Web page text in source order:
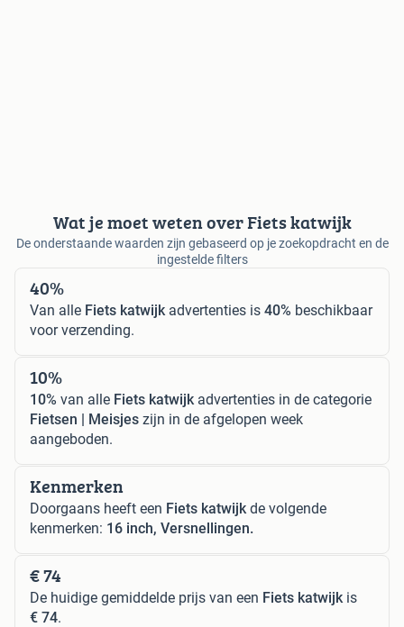
Wat je moet weten over Fiets katwijk
De onderstaande waarden zijn gebaseerd op je zoekopdracht en de
ingestelde filters
40%
Van alle Fiets katwijk advertenties is 40% beschikbaar
voor verzending.
10%
10% van alle Fiets katwijk advertenties in de categorie
Fietsen | Meisjes zijn in de afgelopen week
aangeboden.
Kenmerken
Doorgaans heeft een Fiets katwijk de volgende
kenmerken: 16 inch, Versnellingen.
€ 74
De huidige gemiddelde prijs van een Fiets katwijk is
€ 74.